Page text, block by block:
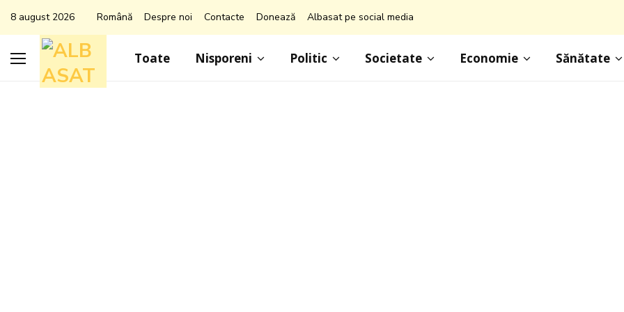
8 august 2026 Română Despre noi Contacte Donează Albasat pe social media
Toate Nisporeni Politic Societate Economie Sănătate